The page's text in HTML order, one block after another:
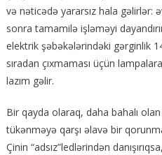
və nəticədə yararsız hala gəlirlər:
sonra tamamilə işləməyi
elektrik şəbəkələrindəki gərginlik
sıradan çıxmaması üçün
lazım gəlir.
Bir qayda olaraq, daha bahalı
tükənməyə qarşı əlavə bir
Çinin “adsız”ledlərindən